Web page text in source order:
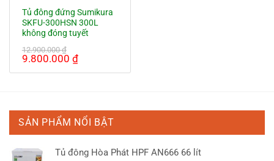
Tủ đông đứng Sumikura
SKFU-300HSN 300L
không đóng tuyết
12.900.000₫
Giá
9.800.000 ₫Giá
SẢN PHẨM NỔI BẬT
Tủ đông Hòa Phát HPF AN666 66 lít